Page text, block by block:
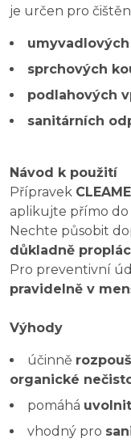
je určen pro
sprchových
podlahových
sanitárních
Návod k použití
Přípravek
aplikujte přímo
Nechte působit
důkladně
Pro preventivní
pravidelně v
Výhody
účinně
organické
pomáhá
vhodný pro